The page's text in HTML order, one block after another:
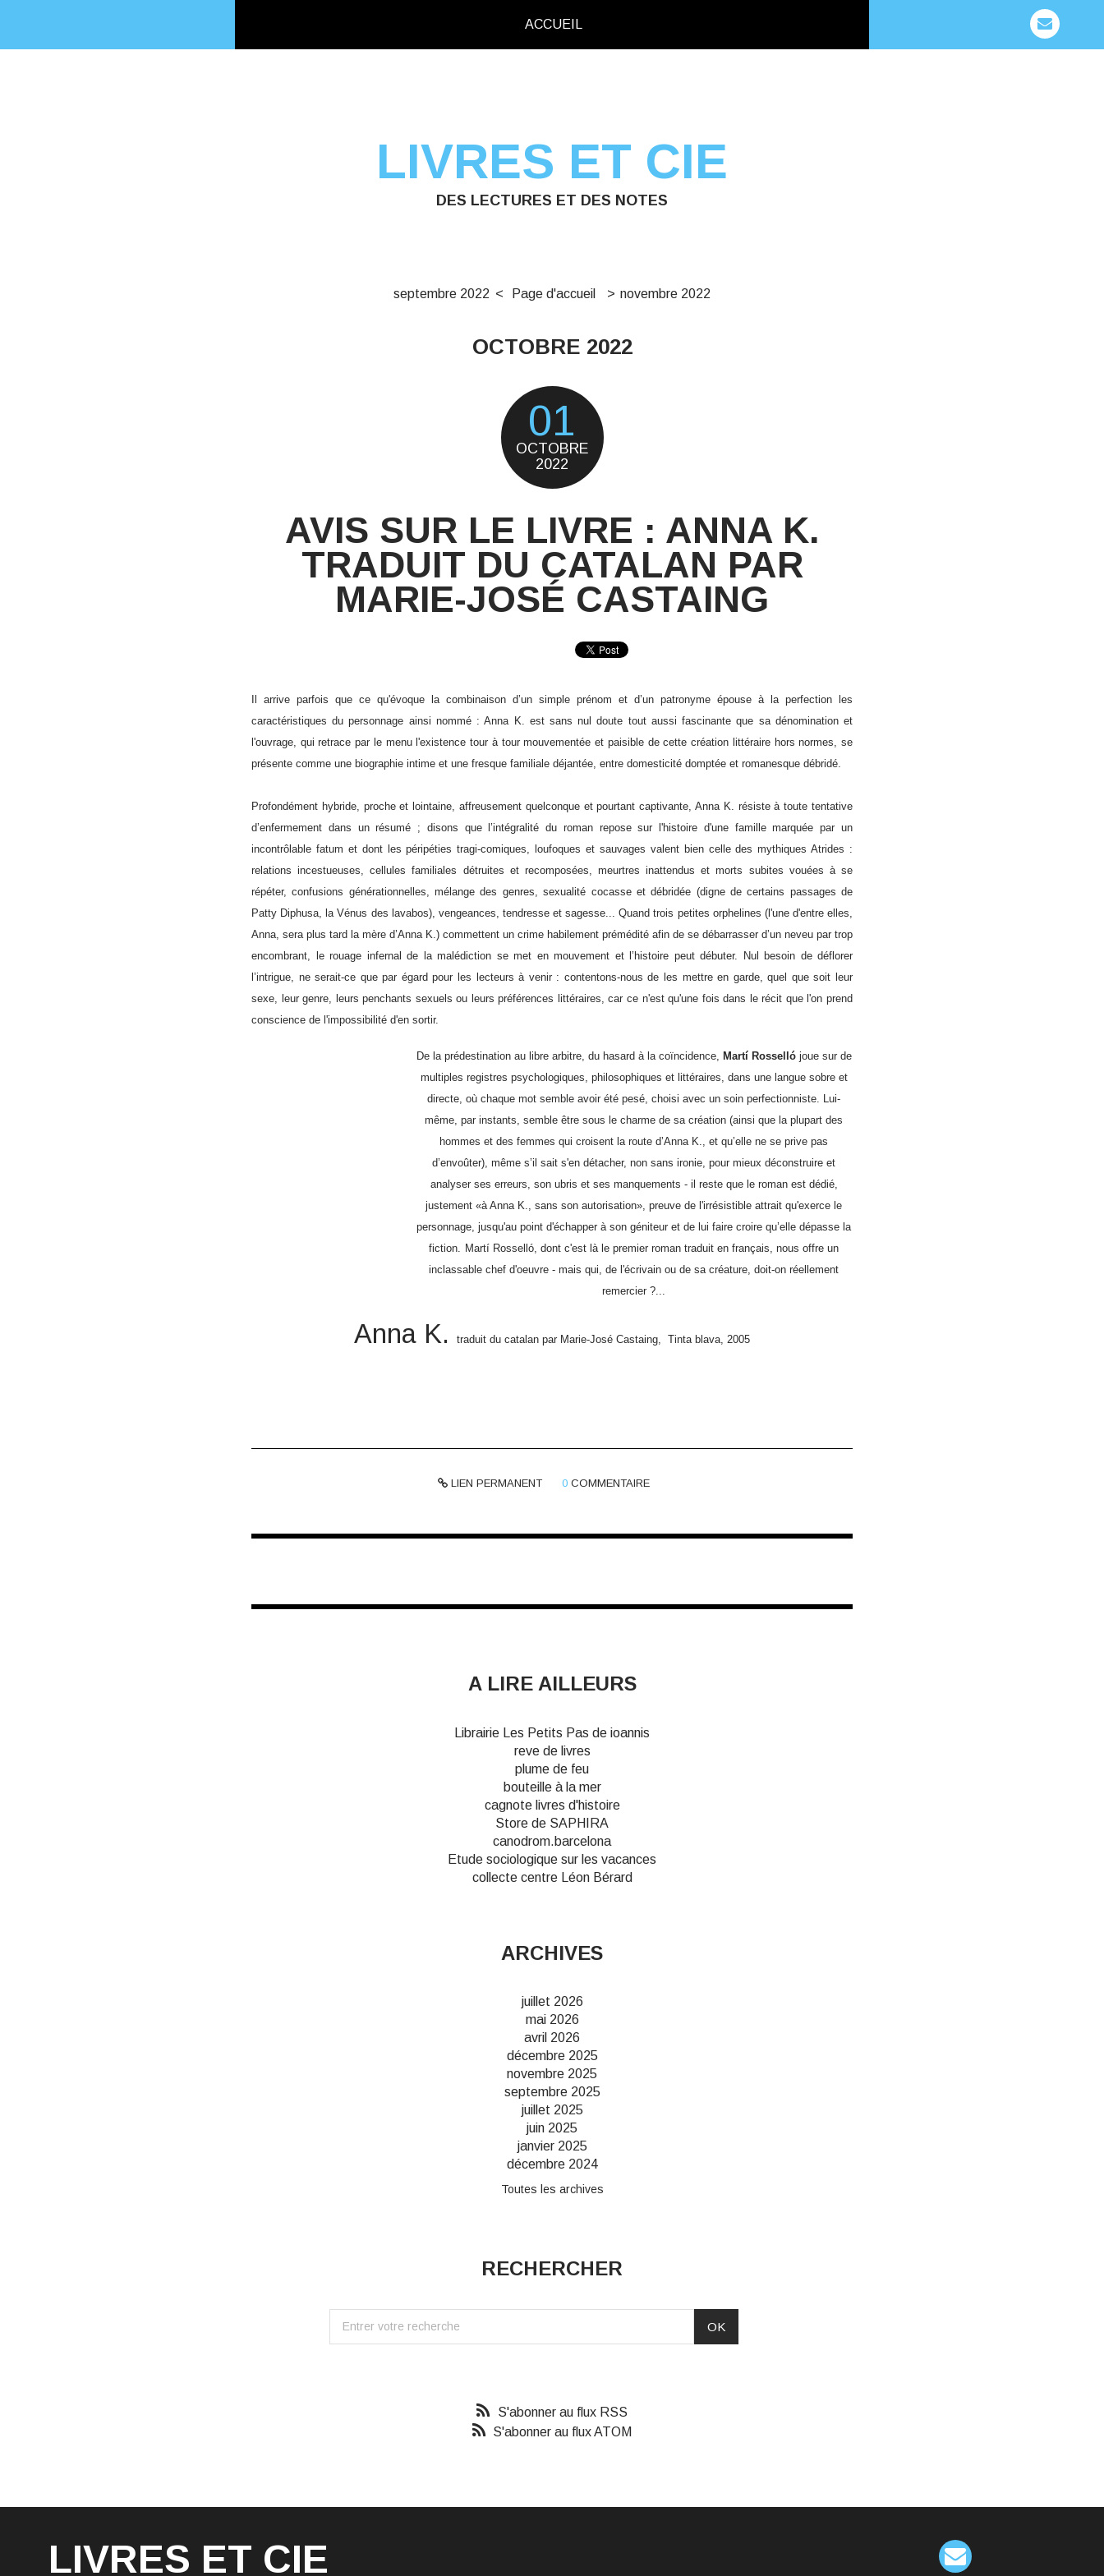
ACCUEIL
LIVRES ET CIE
DES LECTURES ET DES NOTES
septembre 2022 Page d'accueil novembre 2022
OCTOBRE 2022
01
OCTOBRE
2022
AVIS SUR LE LIVRE : ANNA K.
TRADUIT DU CATALAN PAR
MARIE-JOSÉ CASTAING
Il arrive parfois que ce qu'évoque la combinaison d’un simple prénom et d’un patronyme épouse à la perfection les
caractéristiques du personnage ainsi nommé : Anna K. est sans nul doute tout aussi fascinante que sa dénomination et
l'ouvrage, qui retrace par le menu l'existence tour à tour mouvementée et paisible de cette création littéraire hors normes, se
présente comme une biographie intime et une fresque familiale déjantée, entre domesticité domptée et romanesque débridé.
Profondément hybride, proche et lointaine, affreusement quelconque et pourtant captivante, Anna K. résiste à toute tentative
d’enfermement dans un résumé ; disons que l’intégralité du roman repose sur l'histoire d'une famille marquée par un
incontrôlable fatum et dont les péripéties tragi-comiques, loufoques et sauvages valent bien celle des mythiques Atrides :
relations incestueuses, cellules familiales détruites et recomposées, meurtres inattendus et morts subites vouées à se
répéter, confusions générationnelles, mélange des genres, sexualité cocasse et débridée (digne de certains passages de
Patty Diphusa, la Vénus des lavabos), vengeances, tendresse et sagesse... Quand trois petites orphelines (l'une d'entre elles,
Anna, sera plus tard la mère d’Anna K.) commettent un crime habilement prémédité afin de se débarrasser d’un neveu par trop
encombrant, le rouage infernal de la malédiction se met en mouvement et l’histoire peut débuter. Nul besoin de déflorer
l’intrigue, ne serait-ce que par égard pour les lecteurs à venir : contentons-nous de les mettre en garde, quel que soit leur
sexe, leur genre, leurs penchants sexuels ou leurs préférences littéraires, car ce n'est qu'une fois dans le récit que l'on prend
conscience de l'impossibilité d'en sortir.
De la prédestination au libre arbitre, du hasard à la coïncidence, Martí Rossellójoue sur de
multiples registres psychologiques, philosophiques et littéraires, dans une langue sobre et
directe, où chaque mot semble avoir été pesé, choisi avec un soin perfectionniste. Lui-
même, par instants, semble être sous le charme de sa création (ainsi que la plupart des
hommes et des femmes qui croisent la route d’Anna K., et qu’elle ne se prive pas
d’envoûter), même s’il sait s'en détacher, non sans ironie, pour mieux déconstruire et
analyser ses erreurs, son ubris et ses manquements - il reste que le roman est dédié,
justement «à Anna K., sans son autorisation», preuve de l'irrésistible attrait qu'exerce le
personnage, jusqu'au point d'échapper à son géniteur et de lui faire croire qu’elle dépasse la
fiction. Martí Rosselló, dont c'est là le premier roman traduit en français, nous offre un
inclassable chef d'oeuvre - mais qui, de l'écrivain ou de sa créature, doit-on réellement
remercier ?...
Anna K. traduit du catalan par Marie-José Castaing, Tinta blava, 2005
LIEN PERMANENT 0 COMMENTAIRE
A LIRE AILLEURS
Librairie Les Petits Pas de ioannis
reve de livres
plume de feu
bouteille à la mer
cagnote livres d'histoire
Store de SAPHIRA
canodrom.barcelona
Etude sociologique sur les vacances
collecte centre Léon Bérard
ARCHIVES
juillet 2026
mai 2026
avril 2026
décembre 2025
novembre 2025
septembre 2025
juillet 2025
juin 2025
janvier 2025
décembre 2024
Toutes les archives
RECHERCHER
S'abonner au flux RSS
S'abonner au flux ATOM
LIVRES ET CIE